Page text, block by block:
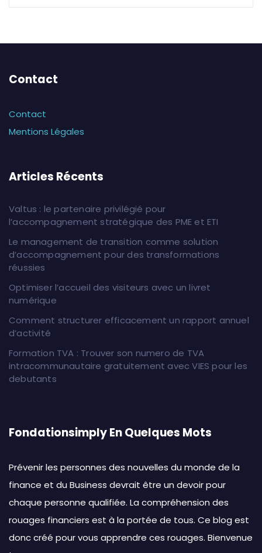
Contact
Contact
Mentions Légales
Articles Récents
Valtus : le partenaire privilégié pour
l’accompagnement stratégique des PME et ETI
Le management de transition comme solution
d’accompagnement pour des transformations
réussies
Optimiser l’accueil des visiteurs avec un livret
numérique
Comment structurer efficacement un rapport annuel
d’activité
Formation TVA : Trouver son numero de TVA
intracommunautaire gratuitement avec VIES pour les
debutants
Fondationsimply En Quelques Mots
Prévenir les personnes des nouvelles du monde de la
finance et du Business devrait être un devoir pour
chaque personne qualifiée. La compréhension des
rouages financiers est à la portée de tous. Ce blog est
donc créé pour vous apprendre ces rouages. Bienvenue